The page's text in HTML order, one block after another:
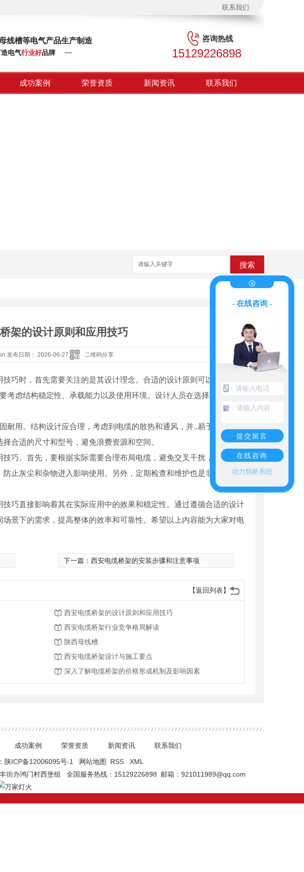
联系我们
线槽等电气产品生产制造
电气行业好品牌
咨询热线
15129226898
成功案例 荣誉资质 新闻资讯 联系我们
搜索
架的设计原则和应用技巧
发布日期： 2026-06-27 二维码分享
巧时，首先需要关注的是其设计理念。合适的设计原则可以..电缆桥
考虑结构稳定性、承载能力以及使用环境。设计人员在选择材料和搭
耐用。结构设计应合理，考虑到电缆的散热和通风，并..易于维护和管
合适的尺寸和型号，避免浪费资源和空间。
巧。首先，要根据实际需要合理布局电缆，避免交叉干扰，..信号传
止灰尘和杂物进入影响使用。另外，定期检查和维护也是非常重要
巧直接影响着其在实际应用中的效果和稳定性。通过遵循合适的设计
景下的需求，提高整体的效率和可靠性。希望以上内容能为大家对电
下一篇： 西安电缆桥架的安装步骤和注意事项
【返回列表】
西安电缆桥架的设计原则和应用技巧
西安电缆桥架行业竞争格局解读
陕西母线槽
西安电缆桥架设计与施工要点
深入了解电缆桥架的价格形成机制及影响因素
成功案例 荣誉资质 新闻资讯 联系我们
陕ICP备12006095号-1 网站地图 RSS
XML
街办鸿门村西堡组
全国服务热线：15129226898 邮箱：921011989@qq.com
- 在线咨询 -
：
：
提交留言
在线咨询
动力鹊桥系统